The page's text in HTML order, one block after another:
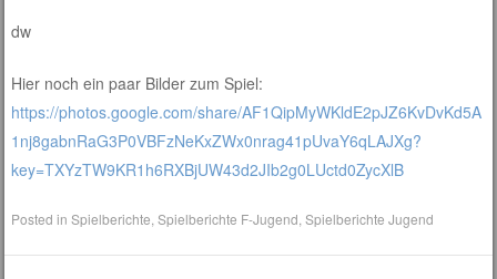
dw
Hier noch ein paar Bilder zum Spiel:
https://photos.google.com/share/AF1QipMyWKldE2pJZ6KvDvKd5A
1nj8gabnRaG3P0VBFzNeKxZWx0nrag41pUvaY6qLAJXg?
key=TXYzTW9KR1h6RXBjUW43d2JIb2g0LUctd0ZycXlB
Posted inSpielberichte ,Spielberichte F-Jugend ,Spielberichte Jugend